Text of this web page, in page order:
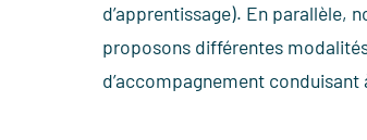
d’apprentissage). En parallèle,
proposons différentes
d’accompagnement conduisant